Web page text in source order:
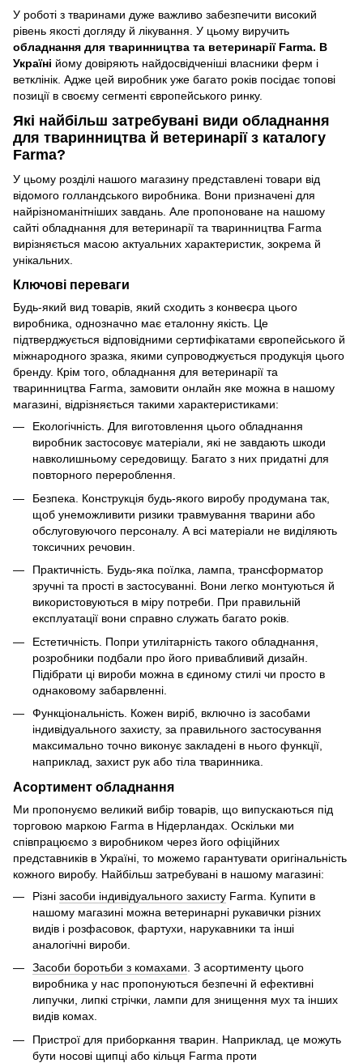
У роботі з тваринами дуже важливо забезпечити високий
рівень якості догляду й лікування. У цьому виручить
обладнання для тваринництва та ветеринарії Farma. В
Україні йому довіряють найдосвідченіші власники ферм і
ветклінік. Адже цей виробник уже багато років посідає топові
позиції в своєму сегменті європейського ринку.
Які найбільш затребувані види обладнання
для тваринництва й ветеринарії з каталогу
Farma?
У цьому розділі нашого магазину представлені товари від
відомого голландського виробника. Вони призначені для
найрізноманітніших завдань. Але пропоноване на нашому
сайті обладнання для ветеринарії та тваринництва Farma
вирізняється масою актуальних характеристик, зокрема й
унікальних.
Ключові переваги
Будь-який вид товарів, який сходить з конвеєра цього
виробника, однозначно має еталонну якість. Це
підтверджується відповідними сертифікатами європейського й
міжнародного зразка, якими супроводжується продукція цього
бренду. Крім того, обладнання для ветеринарії та
тваринництва Farma, замовити онлайн яке можна в нашому
магазині, відрізняється такими характеристиками:
Екологічність. Для виготовлення цього обладнання
виробник застосовує матеріали, які не завдають шкоди
навколишньому середовищу. Багато з них придатні для
повторного перероблення.
Безпека. Конструкція будь-якого виробу продумана так,
щоб унеможливити ризики травмування тварини або
обслуговуючого персоналу. А всі матеріали не виділяють
токсичних речовин.
Практичність. Будь-яка поїлка, лампа, трансформатор
зручні та прості в застосуванні. Вони легко монтуються й
використовуються в міру потреби. При правильній
експлуатації вони справно служать багато років.
Естетичність. Попри утилітарність такого обладнання,
розробники подбали про його привабливий дизайн.
Підібрати ці вироби можна в єдиному стилі чи просто в
однаковому забарвленні.
Функціональність. Кожен виріб, включно із засобами
індивідуального захисту, за правильного застосування
максимально точно виконує закладені в нього функції,
наприклад, захист рук або тіла тваринника.
Асортимент обладнання
Ми пропонуємо великий вибір товарів, що випускаються під
торговою маркою Farma в Нідерландах. Оскільки ми
співпрацюємо з виробником через його офіційних
представників в Україні, то можемо гарантувати оригінальність
кожного виробу. Найбільш затребувані в нашому магазині:
Різні засоби індивідуального захисту Farma. Купити в
нашому магазині можна ветеринарні рукавички різних
видів і розфасовок, фартухи, нарукавники та інші
аналогічні вироби.
Засоби боротьби з комахами. З асортименту цього
виробника у нас пропонуються безпечні й ефективні
липучки, липкі стрічки, лампи для знищення мух та інших
видів комах.
Пристрої для приборкання тварин. Наприклад, це можуть
бути носові щипці або кільця Farma проти